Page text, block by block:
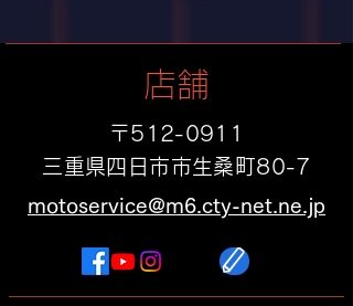
店舗
〒512-0911
​三重県四日市市生桑町80-7
motoservice@m6.cty-net.ne.jp